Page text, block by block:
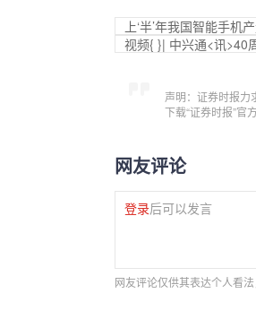
上‘半’年我国智能手机
视频{ }| 中兴通<讯>40
声明：证券时报力
下载“证券时报”官
网友评论
登录后可以发言
网友评论仅供其表达个人看